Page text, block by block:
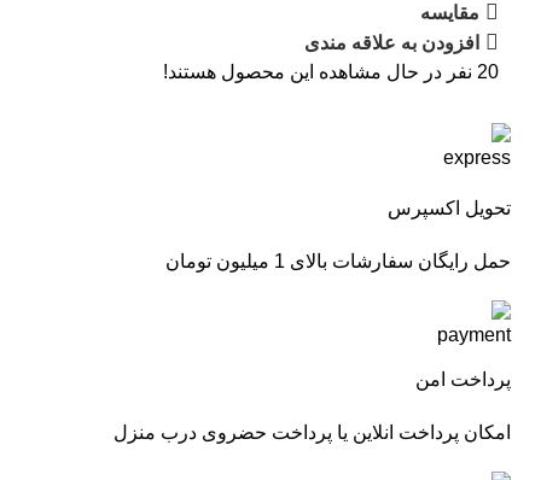
مقایسه
افزودن به علاقه مندی
20 نفر در حال مشاهده این محصول هستند!
تحویل اکسپرس
حمل رایگان سفارشات بالای 1 میلیون تومان
پرداخت امن
امکان پرداخت انلاین یا پرداخت حضروی درب منزل